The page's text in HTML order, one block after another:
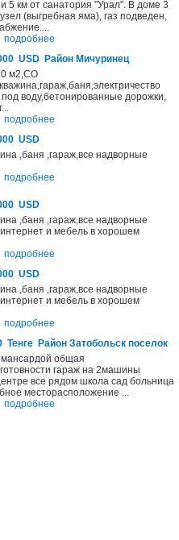
5 км от санатория "Урал". В доме 3
(выгребная яма), газ подведен,
подробнее
USD Район Мичуринец
м2,СО
под воду,бетонированные дорожки,
подробнее
USD
,баня ,гараж,все надворные
подробнее
USD
,баня ,гараж,все надворные
и мебель в хорошем
подробнее
USD
,баня ,гараж,все надворные
и мебель в хорошем
подробнее
Район Затобольск поселок
мансардой общая
гараж на 2машины
все рядом школа сад больница
месторасположение ...
подробнее